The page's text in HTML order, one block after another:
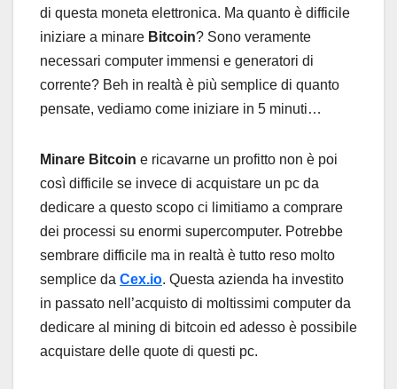
di questa moneta elettronica. Ma quanto è difficile
iniziare a minare Bitcoin? Sono veramente
necessari computer immensi e generatori di
corrente? Beh in realtà è più semplice di quanto
pensate, vediamo come iniziare in 5 minuti…
Minare Bitcoin e ricavarne un profitto non è poi
così difficile se invece di acquistare un pc da
dedicare a questo scopo ci limitiamo a comprare
dei processi su enormi supercomputer. Potrebbe
sembrare difficile ma in realtà è tutto reso molto
semplice da Cex.io. Questa azienda ha investito
in passato nell’acquisto di moltissimi computer da
dedicare al mining di bitcoin ed adesso è possibile
acquistare delle quote di questi pc.